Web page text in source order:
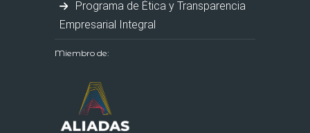
Programa de Ética y Transparencia
Empresarial Integral
Miembro de: